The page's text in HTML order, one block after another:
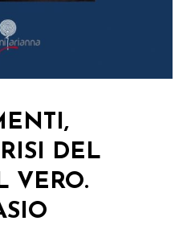
DEL
VERO.